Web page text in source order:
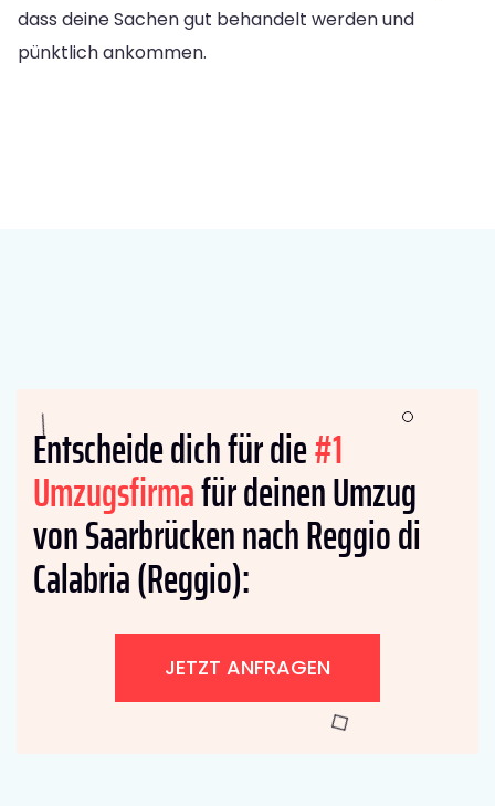
dass deine Sachen gut behandelt werden und
pünktlich ankommen.
Entscheide dich für die#1
Umzugsfirmafür deinen Umzug
von Saarbrücken nach Reggio di
Calabria (Reggio):
JETZT ANFRAGEN